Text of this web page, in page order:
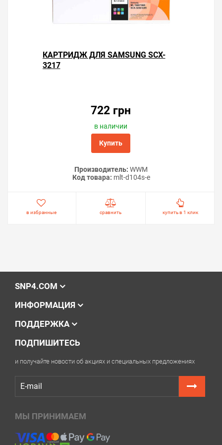
КАРТРИДЖ ДЛЯ SAMSUNG SCX-
3217
722 грн
в наличии
Купить
Производитель: WWM
Код товара: mlt-d104s-e
в избранные сравнить купить в 1 клик
SNP4.COM
ИНФОРМАЦИЯ
ПОДДЕРЖКА
ПОДПИШИТЕСЬ
и получайте новости об акциях и специальных предложениях
МЫ ПРИНИМАЕМ